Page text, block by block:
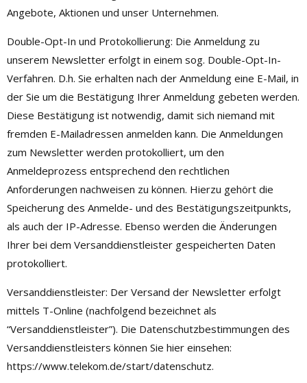
Angebote, Aktionen und unser Unternehmen.
Double-Opt-In und Protokollierung: Die Anmeldung zu
unserem Newsletter erfolgt in einem sog. Double-Opt-In-
Verfahren. D.h. Sie erhalten nach der Anmeldung eine E-Mail, in
der Sie um die Bestätigung Ihrer Anmeldung gebeten werden.
Diese Bestätigung ist notwendig, damit sich niemand mit
fremden E-Mailadressen anmelden kann. Die Anmeldungen
zum Newsletter werden protokolliert, um den
Anmeldeprozess entsprechend den rechtlichen
Anforderungen nachweisen zu können. Hierzu gehört die
Speicherung des Anmelde- und des Bestätigungszeitpunkts,
als auch der IP-Adresse. Ebenso werden die Änderungen
Ihrer bei dem Versanddienstleister gespeicherten Daten
protokolliert.
Versanddienstleister: Der Versand der Newsletter erfolgt
mittels T-Online (nachfolgend bezeichnet als
“Versanddienstleister”). Die Datenschutzbestimmungen des
Versanddienstleisters können Sie hier einsehen:
https://www.telekom.de/start/datenschutz.